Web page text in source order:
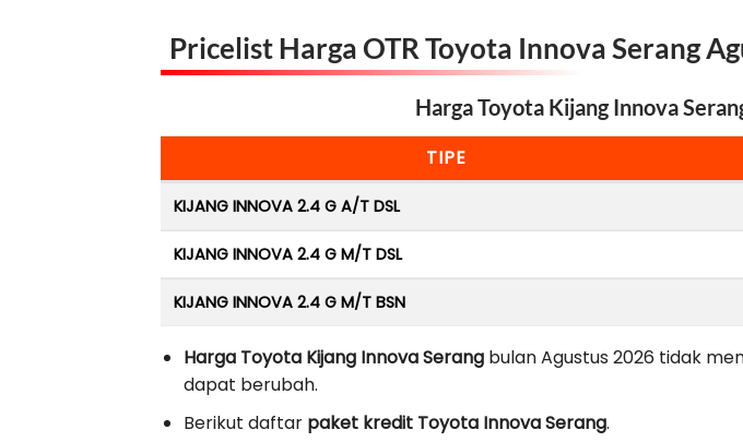
Pricelist Harga OTR Toyota Innova Serang
Harga Toyota Kijang Innova
TIPE
KIJANG INNOVA 2.4 G A/T DSL
KIJANG INNOVA 2.4 G M/T DSL
KIJANG INNOVA 2.4 G M/T BSN
Harga Toyota Kijang Innova Serang bulan Agustus 2026 tidak
dapat berubah.
Berikut daftar paket kredit Toyota Innova Serang.